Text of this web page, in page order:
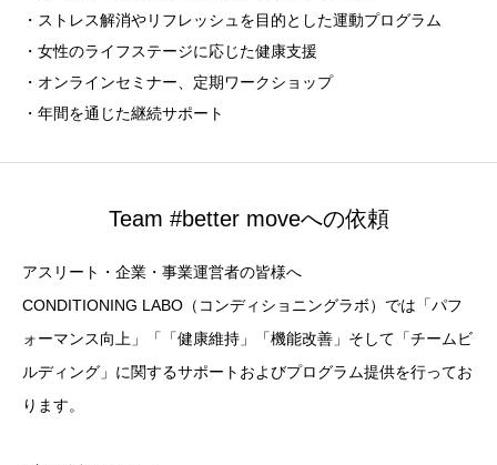
・ストレス解消やリフレッシュを目的とした運動プログラム
・女性のライフステージに応じた健康支援
・オンラインセミナー、定期ワークショップ
・年間を通じた継続サポート
Team #better moveへの依頼
アスリート・企業・事業運営者の皆様へ
CONDITIONING LABO（コンディショニングラボ）では「パフ
ォーマンス向上」「「健康維持」「機能改善」そして「チームビ
ルディング」に関するサポートおよびプログラム提供を行ってお
ります。